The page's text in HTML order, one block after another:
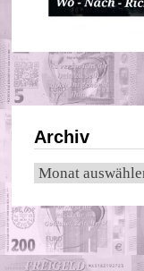
Archiv
Archiv